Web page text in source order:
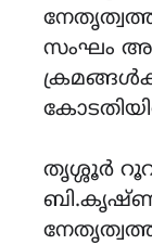
സംഘം
തൃശ്ശൂർ